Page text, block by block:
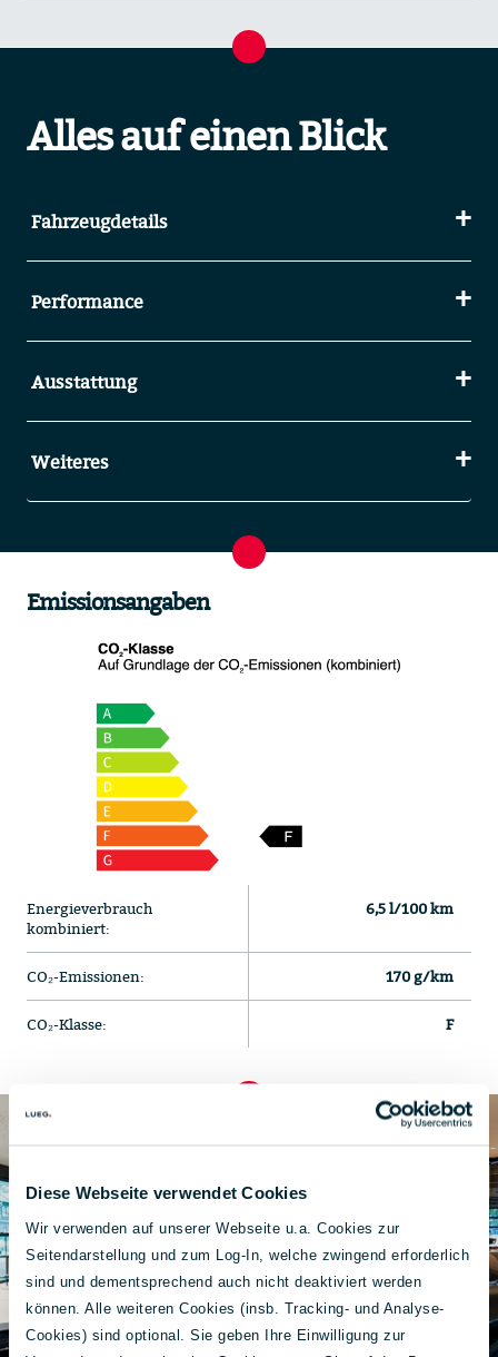
Diese Webseite verwendet Cookies
Wir verwenden auf unserer Webseite u.a. Cookies zur
Seitendarstellung und zum Log-In, welche zwingend erforderlich
sind und dementsprechend auch nicht deaktiviert werden
können. Alle weiteren Cookies (insb. Tracking- und Analyse-
Cookies) sind optional. Sie geben Ihre Einwilligung zur
Alles auf einen Blick
Fahrzeugdetails
Performance
Ausstattung
Weiteres
Emissionsangaben
Energieverbrauch
kombiniert:
6,5 l/100 km
CO₂-Emissionen: 170 g/km
CO₂-Klasse: F